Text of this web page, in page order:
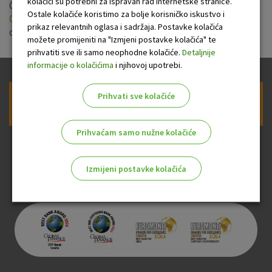
Od 1. lipnja 2015. godine primjenjuju se nove tarife naknada
OTP banke za platni promet u zemljiza mala poduzeća i
obrtnike.
Prijava na newsletter OTP banke
Ostale kolačiće koristimo za bolje korisničko iskustvo i
prikaz relevantnih oglasa i sadržaja. Postavke kolačića
možete promijeniti na "Izmjeni postavke kolačića" te
prihvatiti sve ili samo neophodne kolačiće. Detaljnije
informacije o kolačićima i njihovoj upotrebi.
Prihvati sve kolačiće
Prihvaćam samo nužne kolačiće
Izmijeni postavke kolačića